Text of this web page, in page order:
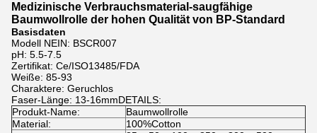
Medizinische Verbrauchsmaterial-saugfähige
Baumwollrolle der hohen Qualität von BP-Standard
Basisdaten
Modell NEIN: BSCR007
pH: 5.5-7.5
Zertifikat: Ce/ISO13485/FDA
Weiße: 85-93
Charaktere: Geruchlos
Faser-Länge: 13-16mmDETAILS:
Produkt-Name:
Baumwollrolle
Material:
100%Cotton